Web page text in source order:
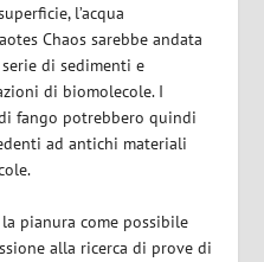
l’acqua
Chaos sarebbe andata
di sedimenti e
di biomolecole. I
fango potrebbero quindi
ad antichi materiali
pianura come possibile
alla ricerca di prove di